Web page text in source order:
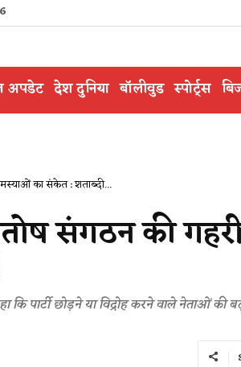
अपडेट देश दुनिया बॉलीवुड स्पोर्ट्स
का संकेत : शताब्दी...
संगठन की
पार्टी छोड़ने या विद्रोह करने वाले नेताओं की